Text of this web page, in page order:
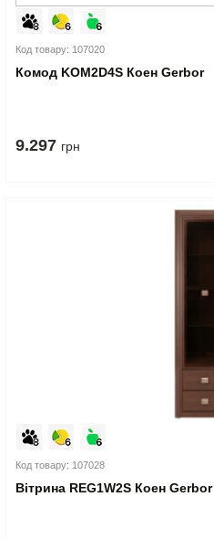
Код товару: 107020
Комод KOM2D4S Коен Gerbor
9.297 грн
Код товару: 107028
Вітрина REG1W2S Коен Gerbor